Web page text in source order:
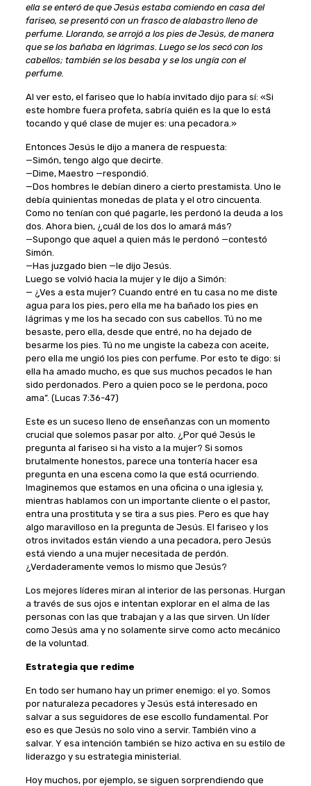
ella se enteró de que Jesús estaba comiendo en casa del
fariseo, se presentó con un frasco de alabastro lleno de
perfume. Llorando, se arrojó a los pies de Jesús, de manera
que se los bañaba en lágrimas. Luego se los secó con los
cabellos; también se los besaba y se los ungía con el
perfume.
Al ver esto, el fariseo que lo había invitado dijo para sí: «Si
este hombre fuera profeta, sabría quién es la que lo está
tocando y qué clase de mujer es: una pecadora.»
Entonces Jesús le dijo a manera de respuesta:
—Simón, tengo algo que decirte.
—Dime, Maestro —respondió.
—Dos hombres le debían dinero a cierto prestamista. Uno le
debía quinientas monedas de plata y el otro cincuenta.
Como no tenían con qué pagarle, les perdonó la deuda a los
dos. Ahora bien, ¿cuál de los dos lo amará más?
—Supongo que aquel a quien más le perdonó —contestó
Simón.
—Has juzgado bien —le dijo Jesús.
Luego se volvió hacia la mujer y le dijo a Simón:
— ¿Ves a esta mujer? Cuando entré en tu casa no me diste
agua para los pies, pero ella me ha bañado los pies en
lágrimas y me los ha secado con sus cabellos. Tú no me
besaste, pero ella, desde que entré, no ha dejado de
besarme los pies. Tú no me ungiste la cabeza con aceite,
pero ella me ungió los pies con perfume. Por esto te digo: si
ella ha amado mucho, es que sus muchos pecados le han
sido perdonados. Pero a quien poco se le perdona, poco
ama”. (Lucas 7:36-47)
Este es un suceso lleno de enseñanzas con un momento
crucial que solemos pasar por alto. ¿Por qué Jesús le
pregunta al fariseo si ha visto a la mujer? Si somos
brutalmente honestos, parece una tontería hacer esa
pregunta en una escena como la que está ocurriendo.
Imaginemos que estamos en una oficina o una iglesia y,
mientras hablamos con un importante cliente o el pastor,
entra una prostituta y se tira a sus pies. Pero es que hay
algo maravilloso en la pregunta de Jesús. El fariseo y los
otros invitados están viendo a una pecadora, pero Jesús
está viendo a una mujer necesitada de perdón.
¿Verdaderamente vemos lo mismo que Jesús?
Los mejores líderes miran al interior de las personas. Hurgan
a través de sus ojos e intentan explorar en el alma de las
personas con las que trabajan y a las que sirven. Un líder
como Jesús ama y no solamente sirve como acto mecánico
de la voluntad.
Estrategia que redime
En todo ser humano hay un primer enemigo: el yo. Somos
por naturaleza pecadores y Jesús está interesado en
salvar a sus seguidores de ese escollo fundamental. Por
eso es que Jesús no solo vino a servir. También vino a
salvar. Y esa intención también se hizo activa en su estilo de
liderazgo y su estrategia ministerial.
Hoy muchos, por ejemplo, se siguen sorprendiendo que